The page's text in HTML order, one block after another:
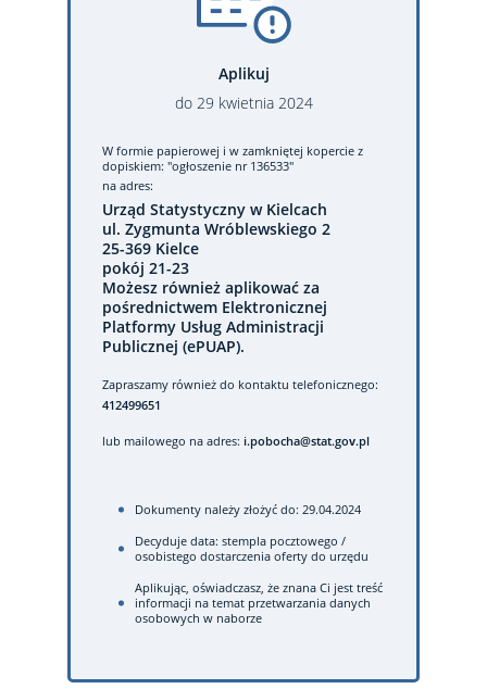
Aplikuj
do 29 kwietnia 2024
W formie papierowej i w zamkniętej kopercie z
dopiskiem: "ogłoszenie nr 136533"
na adres:
Urząd Statystyczny w Kielcach
ul. Zygmunta Wróblewskiego 2
25-369 Kielce
pokój 21-23
Możesz również aplikować za
pośrednictwem Elektronicznej
Platformy Usług Administracji
Publicznej (ePUAP).
Zapraszamy również do kontaktu telefonicznego:
412499651
lub mailowego na adres: i.pobocha@stat.gov.pl
Dokumenty należy złożyć do: 29.04.2024
Decyduje data: stempla pocztowego /
osobistego dostarczenia oferty do urzędu
Aplikując, oświadczasz, że znana Ci jest treść
informacji na temat przetwarzania danych
osobowych w naborze